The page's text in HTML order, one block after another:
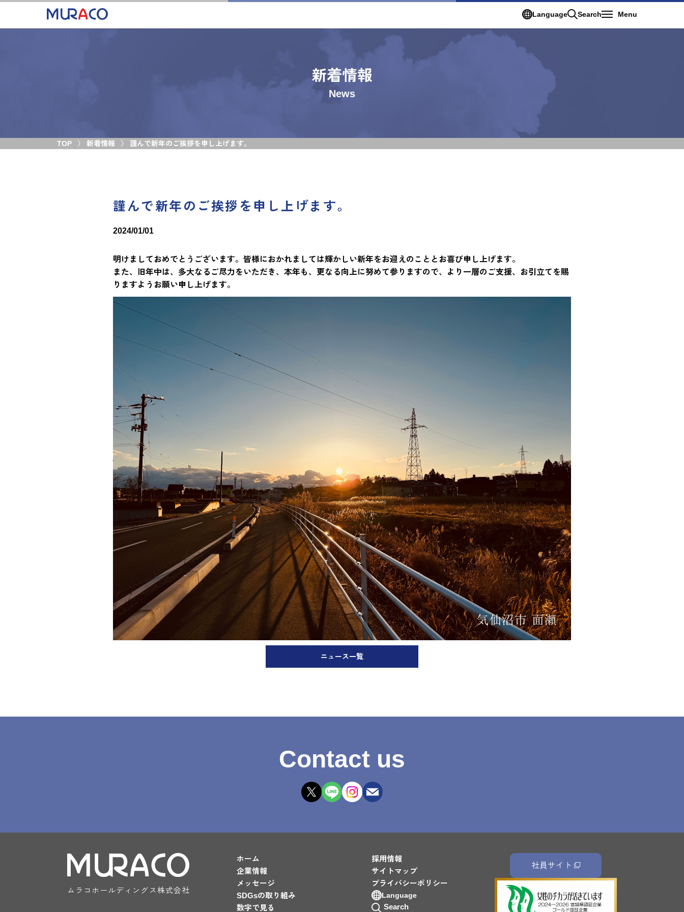
Language Search Menu
新着情報
News
TOP 新着情報 謹んで新年のご挨拶を申し上げます。
謹んで新年のご挨拶を申し上げます。
2024/01/01
明けましておめでとうございます。皆様におかれましては輝かしい新年をお迎えのこととお喜び申し上げます。
また、旧年中は、多大なるご尽力をいただき、本年も、更なる向上に努めて参りますので、より一層のご支援、お引立てを賜
りますようお願い申し上げます。
ニュース一覧
Contact us
ムラコホールディングス株式会社
ホーム
企業情報
メッセージ
SDGsの取り組み
数字で見る
採用情報
サイトマップ
プライバシーポリシー
Language
Search
社員サイト